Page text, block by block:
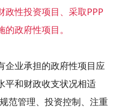
政性投资项目、采取PPP
政府性项目。
企业承担的政府性项目应
平和财政收支状况相适
范管理、投资控制、注重